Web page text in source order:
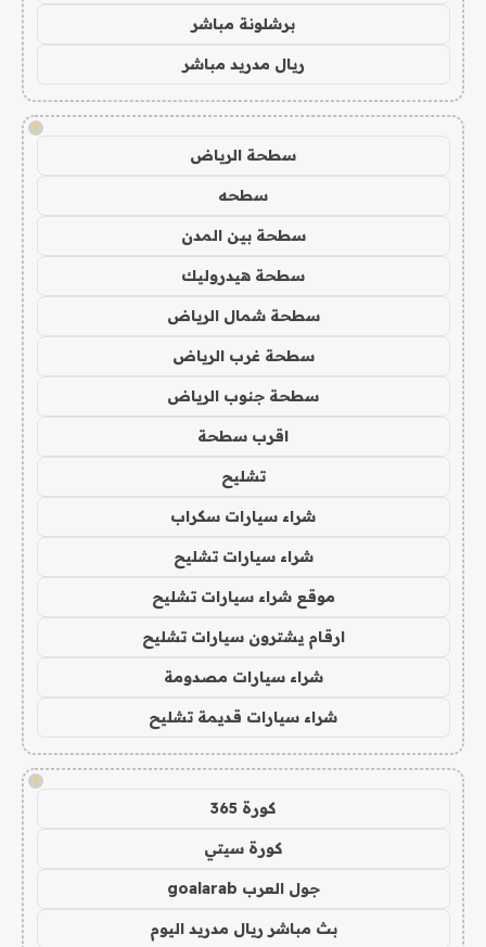
برشلونة مباشر
ريال مدريد مباشر
!
سطحة الرياض
سطحه
سطحة بين المدن
سطحة هيدروليك
سطحة شمال الرياض
سطحة غرب الرياض
سطحة جنوب الرياض
اقرب سطحة
تشليح
شراء سيارات سكراب
شراء سيارات تشليح
موقع شراء سيارات تشليح
ارقام يشترون سيارات تشليح
شراء سيارات مصدومة
شراء سيارات قديمة تشليح
!
كورة 365
كورة سيتي
جول العرب goalarab
بث مباشر ريال مدريد اليوم